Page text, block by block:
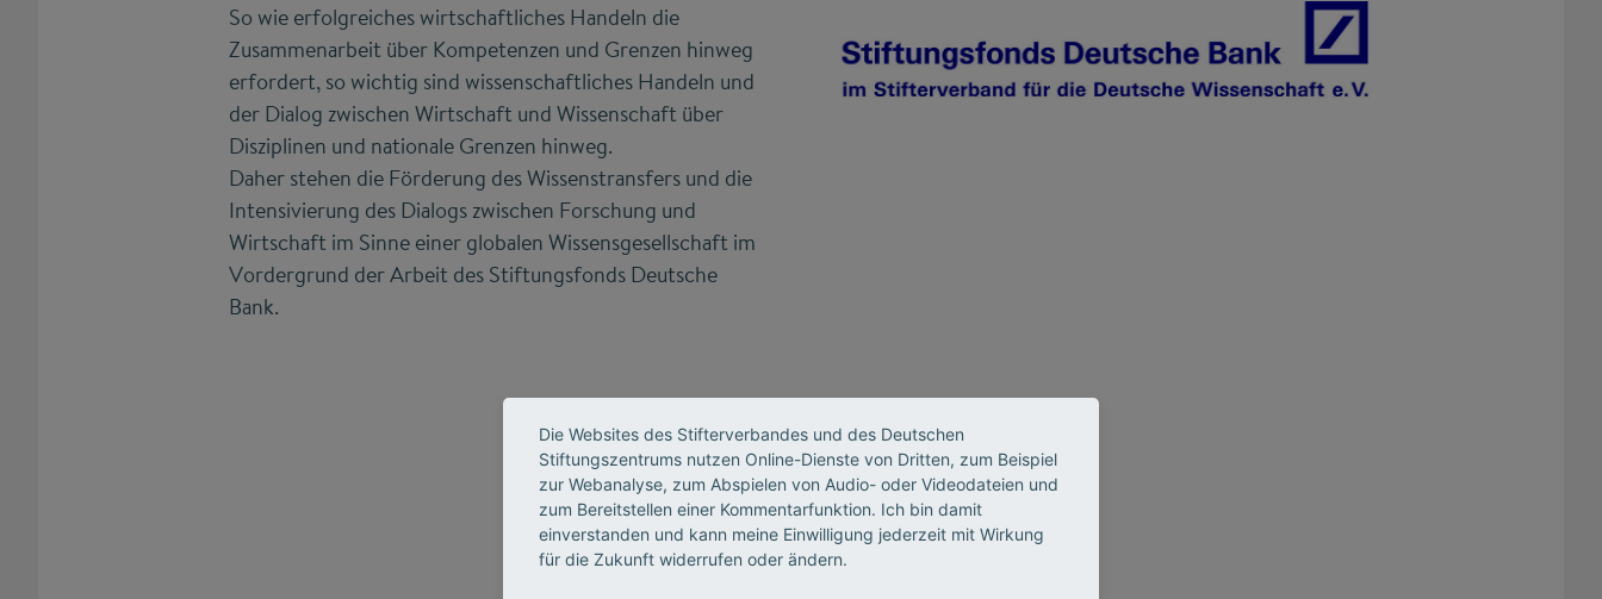
So wie erfolgreiches wirtschaftliches Handeln die
Zusammenarbeit über Kompetenzen und Grenzen hinweg
erfordert, so wichtig sind wissenschaftliches Handeln und
der Dialog zwischen Wirtschaft und Wissenschaft über
Disziplinen und nationale Grenzen hinweg.
Daher stehen die Förderung des Wissenstransfers und die
Intensivierung des Dialogs zwischen Forschung und
Wirtschaft im Sinne einer globalen Wissensgesellschaft im
Vordergrund der Arbeit des Stiftungsfonds Deutsche
Bank.
Kontakt
Der Stiftungsfonds Deutsche Bank wird betreut durch:
Die Websites des Stifterverbandes und des Deutschen
Stiftungszentrums nutzen Online-Dienste von Dritten, zum Beispiel
zur Webanalyse, zum Abspielen von Audio- oder Videodateien und
zum Bereitstellen einer Kommentarfunktion. Ich bin damit
einverstanden und kann meine Einwilligung jederzeit mit Wirkung
für die Zukunft widerrufen oder ändern.